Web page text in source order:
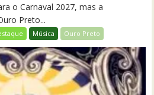
o Carnaval 2027, mas a
Preto...
Música Ouro Preto